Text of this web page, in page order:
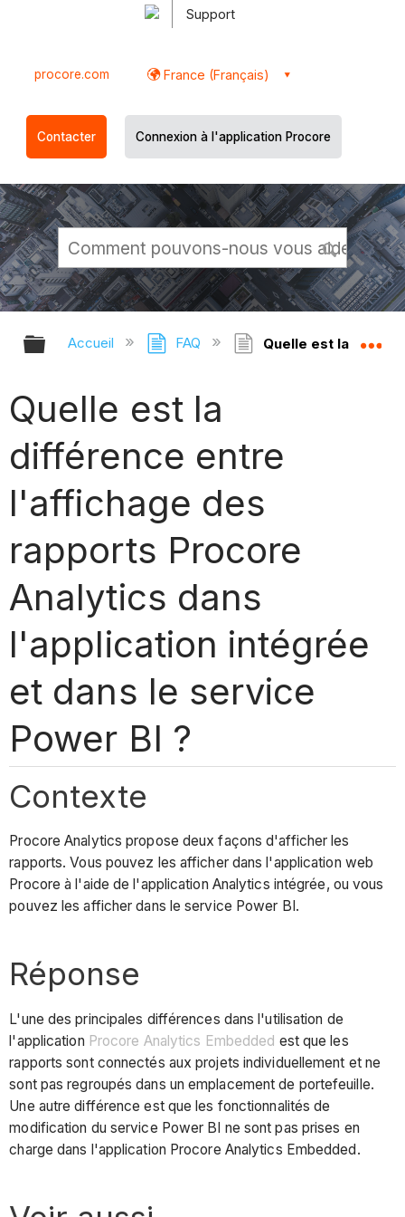
Support
procore.com France (Français)
Contacter Connexion à l'application Procore
Développer/réduire la hiérarchie
Accueil FAQ Quelle est la
Quelle est la
différence entre
l'affichage des
rapports Procore
Analytics dans
l'application intégrée
et dans le service
Power BI ?
Contexte
Procore Analytics propose deux façons d'afficher les
rapports. Vous pouvez les afficher dans l'application web
Procore à l'aide de l'application Analytics intégrée, ou vous
pouvez les afficher dans le service Power BI.
Réponse
L'une des principales différences dans l'utilisation de
l'application Procore Analytics Embedded est que les
rapports sont connectés aux projets individuellement et ne
sont pas regroupés dans un emplacement de portefeuille.
Une autre différence est que les fonctionnalités de
modification du service Power BI ne sont pas prises en
charge dans l'application Procore Analytics Embedded.